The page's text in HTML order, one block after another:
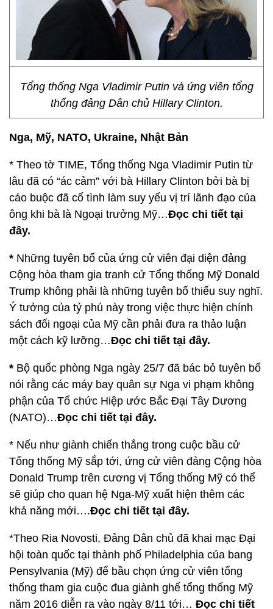
Tổng thống Nga Vladimir Putin và ứng viên tổng
thống đảng Dân chủ Hillary Clinton.
Nga, Mỹ, NATO, Ukraine, Nhật Bản
* Theo tờ TIME, Tổng thống Nga Vladimir Putin từ
lâu đã có “ác cảm” với bà Hillary Clinton bởi bà bị
cáo buộc đã cố tình làm suy yếu vị trí lãnh đạo của
ông khi bà là Ngoại trưởng Mỹ…Đọc chi tiết tại
đây.
* Những tuyên bố của ứng cử viên đại diện đảng
Cộng hòa tham gia tranh cử Tổng thống Mỹ Donald
Trump không phải là những tuyên bố thiếu suy nghĩ.
Ý tưởng của tỷ phú này trong việc thực hiện chính
sách đối ngoại của Mỹ cần phải đưa ra thảo luận
một cách kỹ lưỡng…Đọc chi tiết tại đây.
* Bộ quốc phòng Nga ngày 25/7 đã bác bỏ tuyên bố
nói rằng các máy bay quân sự Nga vi phạm không
phận của Tổ chức Hiệp ước Bắc Đại Tây Dương
(NATO)…Đọc chi tiết tại đây.
* Nếu như giành chiến thắng trong cuộc bầu cử
Tổng thống Mỹ sắp tới, ứng cử viên đảng Cộng hòa
Donald Trump trên cương vị Tổng thống Mỹ có thể
sẽ giúp cho quan hệ Nga-Mỹ xuất hiện thêm các
khả năng mới….Đọc chi tiết tại đây.
*Theo Ria Novosti, Đảng Dân chủ đã khai mạc Đại
hội toàn quốc tại thành phố Philadelphia của bang
Pensylvania (Mỹ) để bầu chọn ứng cử viên tổng
thống tham gia cuộc đua giành ghế tổng thống Mỹ
năm 2016 diễn ra vào ngày 8/11 tới… Đọc chi tiết